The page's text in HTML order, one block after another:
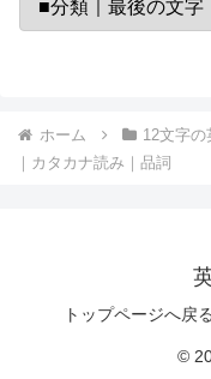
ホーム 12文字の
｜カタカナ読み｜品詞
トップページへ戻る
©